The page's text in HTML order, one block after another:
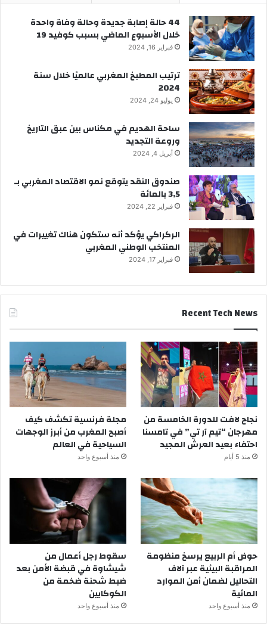
44 حالة إصابة جديدة وحالة وفاة واحدة
خلال الأسبوع الماضي بسبب كوفيد 19
فبراير 16, 2024
ترتيب المطبخ المغربي عالميًا خلال سنة
2024
يوليو 24, 2024
ساحة الهديم في مكناس بين عبق التاريخ
وروعة التجديد
أبريل 4, 2024
صندوق النقد يتوقع نمو الاقتصاد المغربي بـ
3,5 بالمائة
فبراير 22, 2024
الركراكي يؤكد أنه ستكون هناك تغييرات في
المنتخب الوطني المغربي
فبراير 17, 2024
Recent Tech News
نجاح لافت للدورة الخامسة من
مهرجان “تيم آر تي” في تامسنا
احتفاء بعيد العرش المجيد
منذ 5 أيام
مجلة فرنسية تكشف كيف
أصبح المغرب من أبرز الوجهات
السياحية في العالم
منذ أسبوع واحد
حوض أم الربيع يرسخ منظومة
المراقبة البيئية عبر آلاف
التحاليل لضمان أمن الموارد
المائية
منذ أسبوع واحد
سقوط رجل أعمال من
شيشاوة في قبضة الأمن بعد
ضبط شحنة ضخمة من
الكوكايين
منذ أسبوع واحد